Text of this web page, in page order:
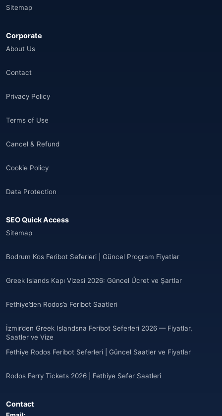
Sitemap
Corporate
About Us
Contact
Privacy Policy
Terms of Use
Cancel & Refund
Cookie Policy
Data Protection
SEO Quick Access
Sitemap
Bodrum Kos Feribot Seferleri | Güncel Program Fiyatlar
Greek Islands Kapı Vizesi 2026: Güncel Ücret ve Şartlar
Fethiye’den Rodos’a Feribot Saatleri
İzmir’den Greek Islandsna Feribot Seferleri 2026 — Fiyatlar,
Saatler ve Vize
Fethiye Rodos Feribot Seferleri | Güncel Saatler ve Fiyatlar
Rodos Ferry Tickets 2026 | Fethiye Sefer Saatleri
Contact